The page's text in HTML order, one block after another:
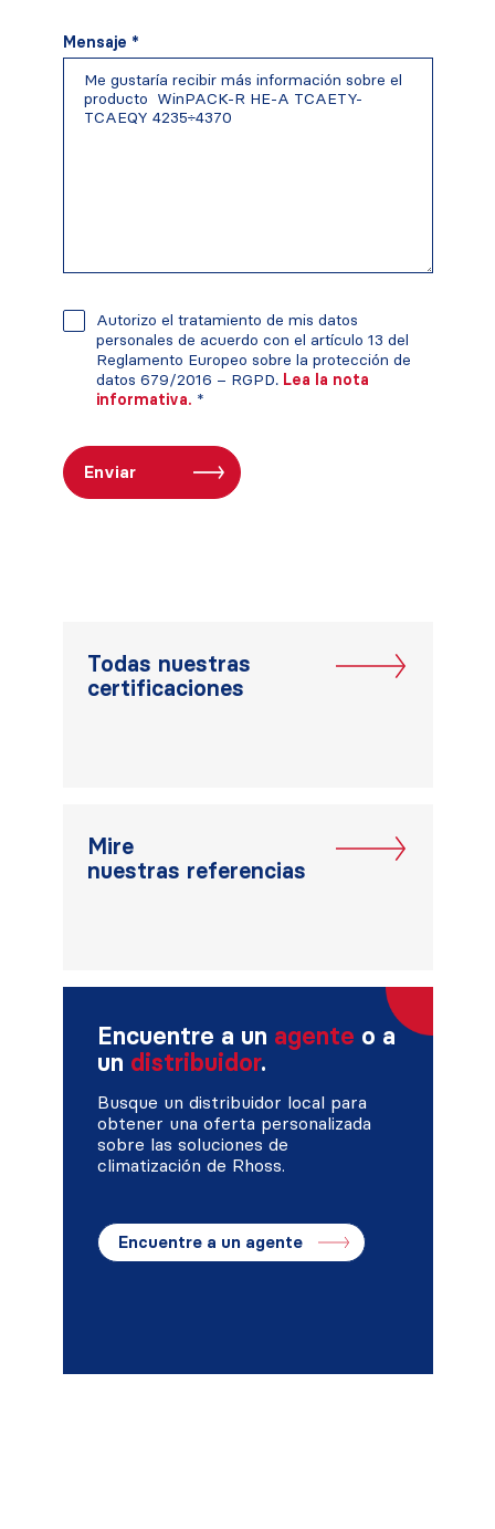
Mensaje *
Autorizo el tratamiento de mis datos
personales de acuerdo con el artículo 13 del
Reglamento Europeo sobre la protección de
datos 679/2016 – RGPD. Lea la nota
informativa. *
Todas nuestras
certificaciones
Mire
nuestras referencias
Encuentre a un agente o a
un distribuidor.
Busque un distribuidor local para
obtener una oferta personalizada
sobre las soluciones de
climatización de Rhoss.
Encuentre a un agente